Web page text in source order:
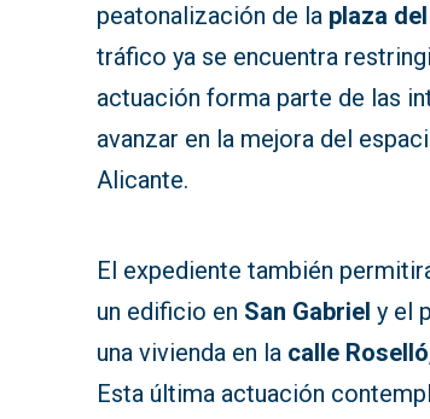
peatonalización de la plaza
tráfico ya se encuentra
actuación forma parte de las
avanzar en la mejora del
Alicante.
El expediente también
un edificio en San Gabriel y el
una vivienda en la calle Roselló
Esta última actuación